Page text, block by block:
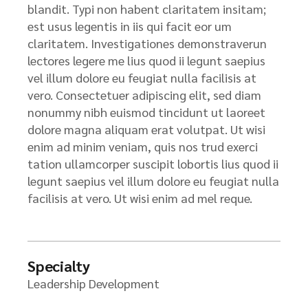
blandit. Typi non habent claritatem insitam;
est usus legentis in iis qui facit eor um
claritatem. Investigationes demonstraverun
lectores legere me lius quod ii legunt saepius
vel illum dolore eu feugiat nulla facilisis at
vero. Consectetuer adipiscing elit, sed diam
nonummy nibh euismod tincidunt ut laoreet
dolore magna aliquam erat volutpat. Ut wisi
enim ad minim veniam, quis nos trud exerci
tation ullamcorper suscipit lobortis lius quod ii
legunt saepius vel illum dolore eu feugiat nulla
facilisis at vero. Ut wisi enim ad mel reque.
Specialty
Leadership Development